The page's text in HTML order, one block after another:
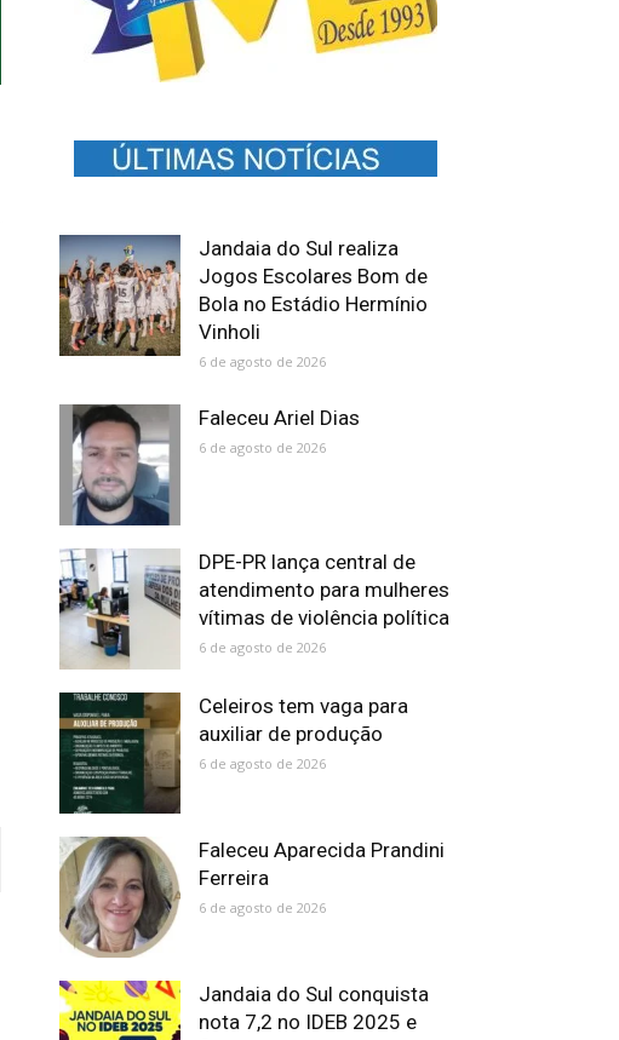
Jandaia do Sul realiza
Jogos Escolares Bom de
Bola no Estádio Hermínio
Vinholi
6 de agosto de 2026
Faleceu Ariel Dias
6 de agosto de 2026
DPE-PR lança central de
atendimento para mulheres
vítimas de violência política
6 de agosto de 2026
Celeiros tem vaga para
auxiliar de produção
6 de agosto de 2026
Faleceu Aparecida Prandini
Ferreira
6 de agosto de 2026
Jandaia do Sul conquista
nota 7,2 no IDEB 2025 e